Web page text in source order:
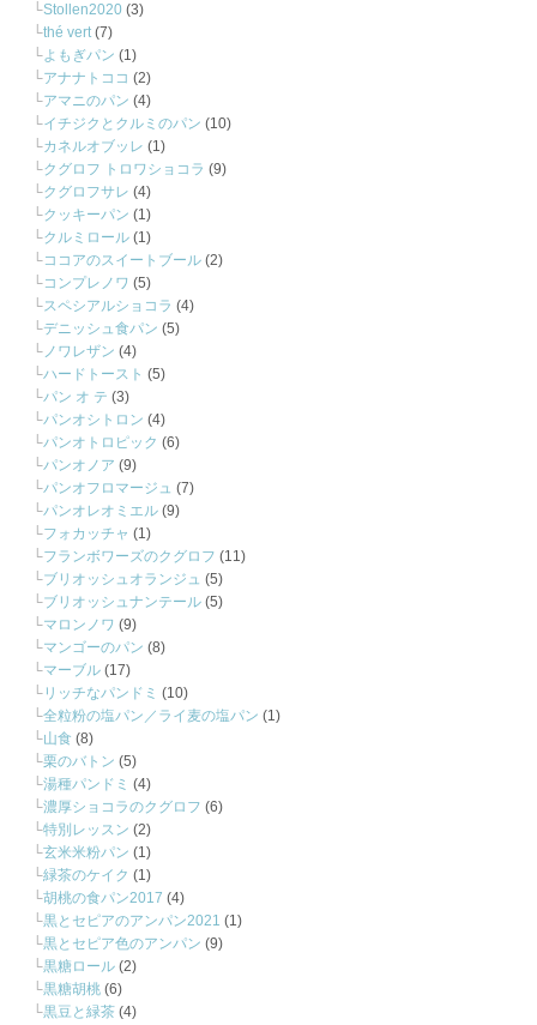
Stollen2020 (3)
thé vert(7)
よもぎパン (1)
アナナトココ (2)
アマニのパン (4)
イチジクとクルミのパン (10)
カネルオブッレ (1)
クグロフ トロワショコラ (9)
クグロフサレ (4)
クッキーパン (1)
クルミロール (1)
ココアのスイートブール (2)
コンプレノワ (5)
スペシアルショコラ (4)
デニッシュ食パン (5)
ノワレザン (4)
ハードトースト (5)
パン オ テ (3)
パンオシトロン (4)
パンオトロピック (6)
パンオノア (9)
パンオフロマージュ (7)
パンオレオミエル (9)
フォカッチャ (1)
フランボワーズのクグロフ (11)
ブリオッシュオランジュ (5)
ブリオッシュナンテール (5)
マロンノワ (9)
マンゴーのパン (8)
マーブル (17)
リッチなパンドミ (10)
全粒粉の塩パン／ライ麦の塩パン (1)
山食 (8)
栗のバトン (5)
湯種パンドミ (4)
濃厚ショコラのクグロフ (6)
特別レッスン (2)
玄米米粉パン (1)
緑茶のケイク (1)
胡桃の食パン2017 (4)
黒とセピアのアンパン2021 (1)
黒とセピア色のアンパン (9)
黒糖ロール (2)
黒糖胡桃 (6)
黒豆と緑茶 (4)